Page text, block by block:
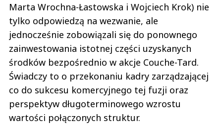
Marta Wrochna-Łastowska i Wojciech Krok) nie
tylko odpowiedzą na wezwanie, ale
jednocześnie zobowiązali się do ponownego
zainwestowania istotnej części uzyskanych
środków bezpośrednio w akcje Couche-Tard.
Świadczy to o przekonaniu kadry zarządzającej
co do sukcesu komercyjnego tej fuzji oraz
perspektyw długoterminowego wzrostu
wartości połączonych struktur.